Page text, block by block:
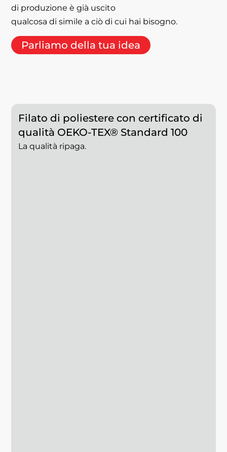
di produzione è già uscito
qualcosa di simile a ciò di cui hai bisogno.
Parliamo della tua idea
Filato di poliestere con certificato di
qualità OEKO-TEX® Standard 100
La qualità ripaga.